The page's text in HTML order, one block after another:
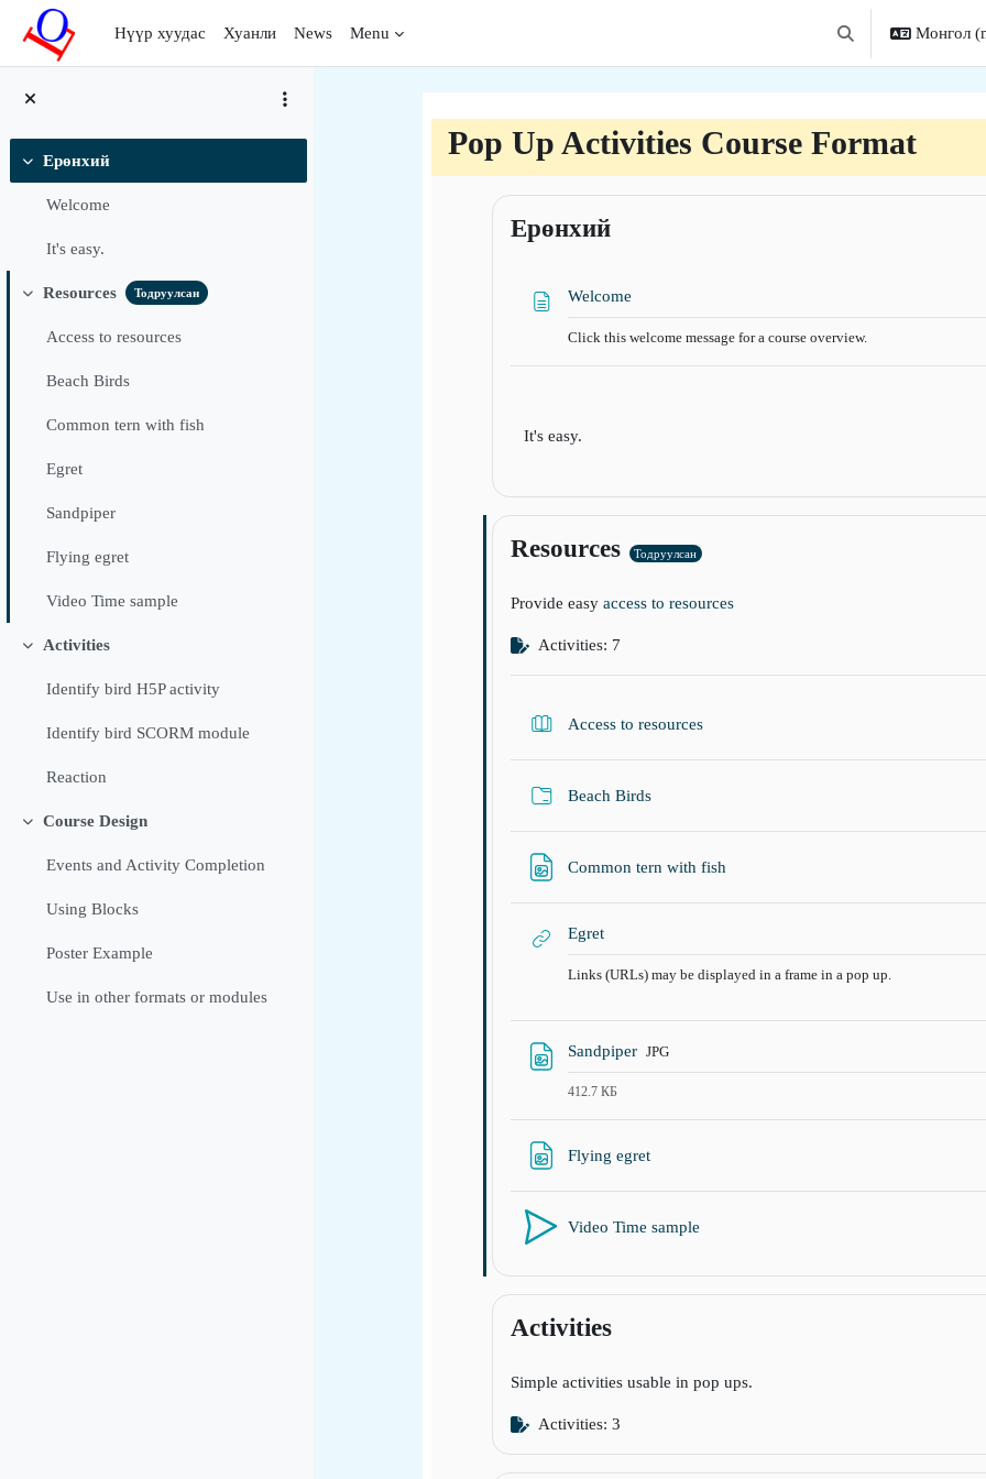
Үндсэн агуулга руу шилжих
Нүүр хуудас
Хуанли News Menu
Хайлтын оролтыг
Монгол
Хураангуйлах
Ерөнхий
Welcome
It's easy.
Хураангуйлах
Resources Тодруулсан
Access to resources
Beach Birds
Common tern with fish
Egret
Sandpiper
Flying egret
Video Time sample
Хураангуйлах
Activities
Identify bird H5P activity
Identify bird SCORM module
Reaction
Хураангуйлах
Course Design
Events and Activity Completion
Using Blocks
Poster Example
Use in other formats or modules
Pop Up Activities Course Format
Section outline
Ерөнхий
WelcomeХуудас
Click this welcome message for a course overview.
It's easy.
Resources Тодруулсан
Provide easy access to resources
Activities: 7
Access to resourcesНом
Beach BirdsХавтас
Common tern with fish
EgretURL хаяг
Links (URLs) may be displayed in a frame in a pop up.
Sandpiper Файл
JPG
412.7 КБ
Flying egretURL хаяг
Video Time sample
Activities
Simple activities usable in pop ups.
Activities: 3